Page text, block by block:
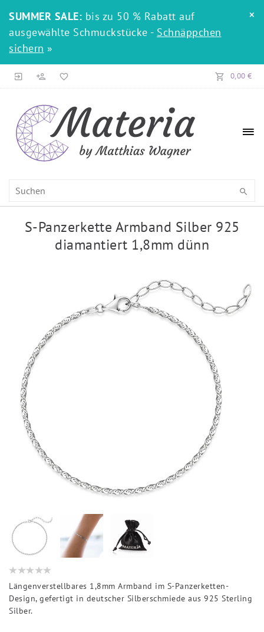
SUMMER SALE: bis zu 50 % Rabatt auf
ausgewählte Schmuckstücke - Schnäppchen
sichern »
×
0,00 €
S-Panzerkette Armband Silber 925
diamantiert 1,8mm dünn
Längenverstellbares 1,8mm Armband im S-Panzerketten-
Design, gefertigt in deutscher Silberschmiede aus 925 Sterling
Silber.